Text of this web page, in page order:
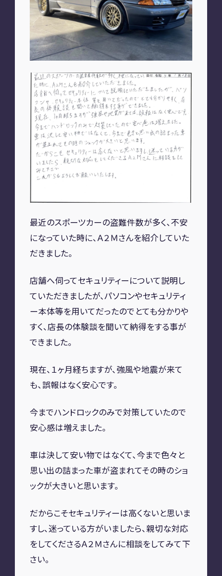
最近のスポーツカーの盗難件数が多く、不安
になっていた時に、Ａ２Ｍさんを紹介していた
だきました。
店舗へ伺ってセキュリティーについて説明し
ていただきましたが、パソコンやセキュリティ
ー本体等を用いてだったのでとても分かりや
すく、店長の体験談を聞いて納得をする事が
できました。
現在、１ヶ月経ちますが、強風や地震が来て
も、誤報はなく安心です。
今までハンドロックのみで対策していたので
安心感は増えました。
車は決して安い物ではなくて、今まで色々と
思い出の詰まった車が盗まれてその時のショ
ックが大きいと思います。
だからこそセキュリティーは高くないと思いま
すし、迷っている方がいましたら、親切な対応
をしてくださるＡ２Ｍさんに相談をしてみて下
さい。
SHOP
A2M 本店
A2M 仙台
A2M 宇都宮
A2M 愛知
A2M 四日市
A2M USC
CONTACT
お問い合わせ
RECRUIT
リクルート専用サイト